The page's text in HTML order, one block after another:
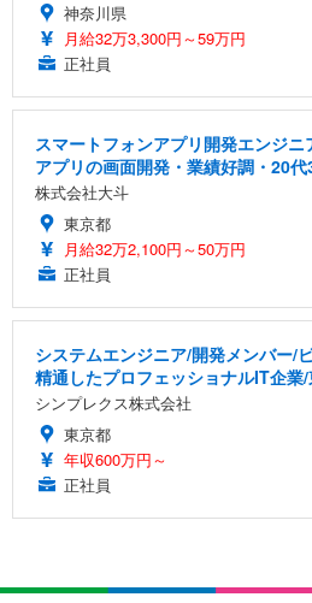
神奈川県
月給32万3,300円～59万円
正社員
スマートフォンアプリ開発エンジ
アプリの画面開発・業績好調・20
株式会社大斗
東京都
月給32万2,100円～50万円
正社員
システムエンジニア/開発メンバー/
精通したプロフェッショナルIT企業
シンプレクス株式会社
東京都
年収600万円～
正社員